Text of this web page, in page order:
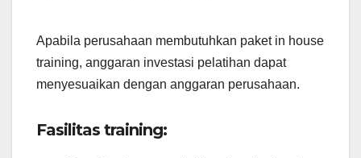
Apabila perusahaan membutuhkan paket in house
training, anggaran investasi pelatihan dapat
menyesuaikan dengan anggaran perusahaan.
Fasilitas training: